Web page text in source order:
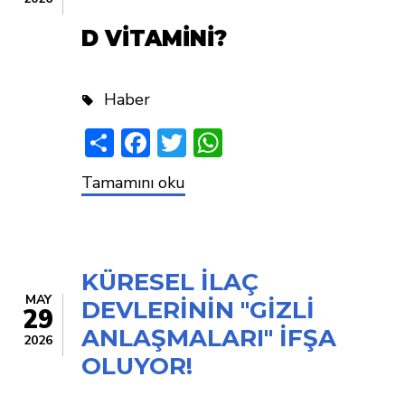
D VİTAMİNİ?
Haber
ShareFacebook
Twitter
D
VİTAMİNİ???
Tamamını oku
MAY
29
2026
KÜRESEL İLAÇ
DEVLERİNİN "GİZLİ
ANLAŞMALARI" İFŞA
OLUYOR!